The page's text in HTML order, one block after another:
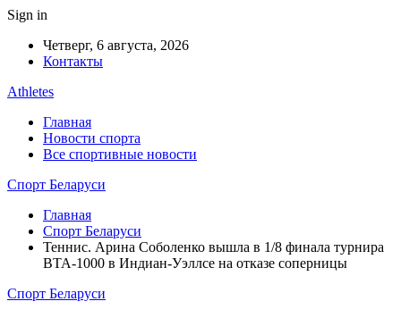
Sign in
Четверг, 6 августа, 2026
Контакты
Athletes
Главная
Новости спорта
Все спортивные новости
Спорт Беларуси
Главная
Спорт Беларуси
Теннис. Арина Соболенко вышла в 1/8 финала турнира
ВТА-1000 в Индиан-Уэллсе на отказе соперницы
Спорт Беларуси